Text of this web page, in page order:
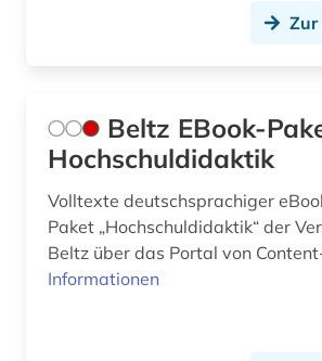
Zur
Beltz EBook-
Hochschuldidaktik
Volltexte deutschsprachiger
Paket „Hochschuldidaktik“ der
Beltz über das Portal von
Informationen